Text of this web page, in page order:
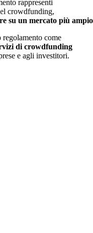
rappresenti
crowdfunding,
su un mercato più ampio
come
di crowdfunding
e agli investitori.